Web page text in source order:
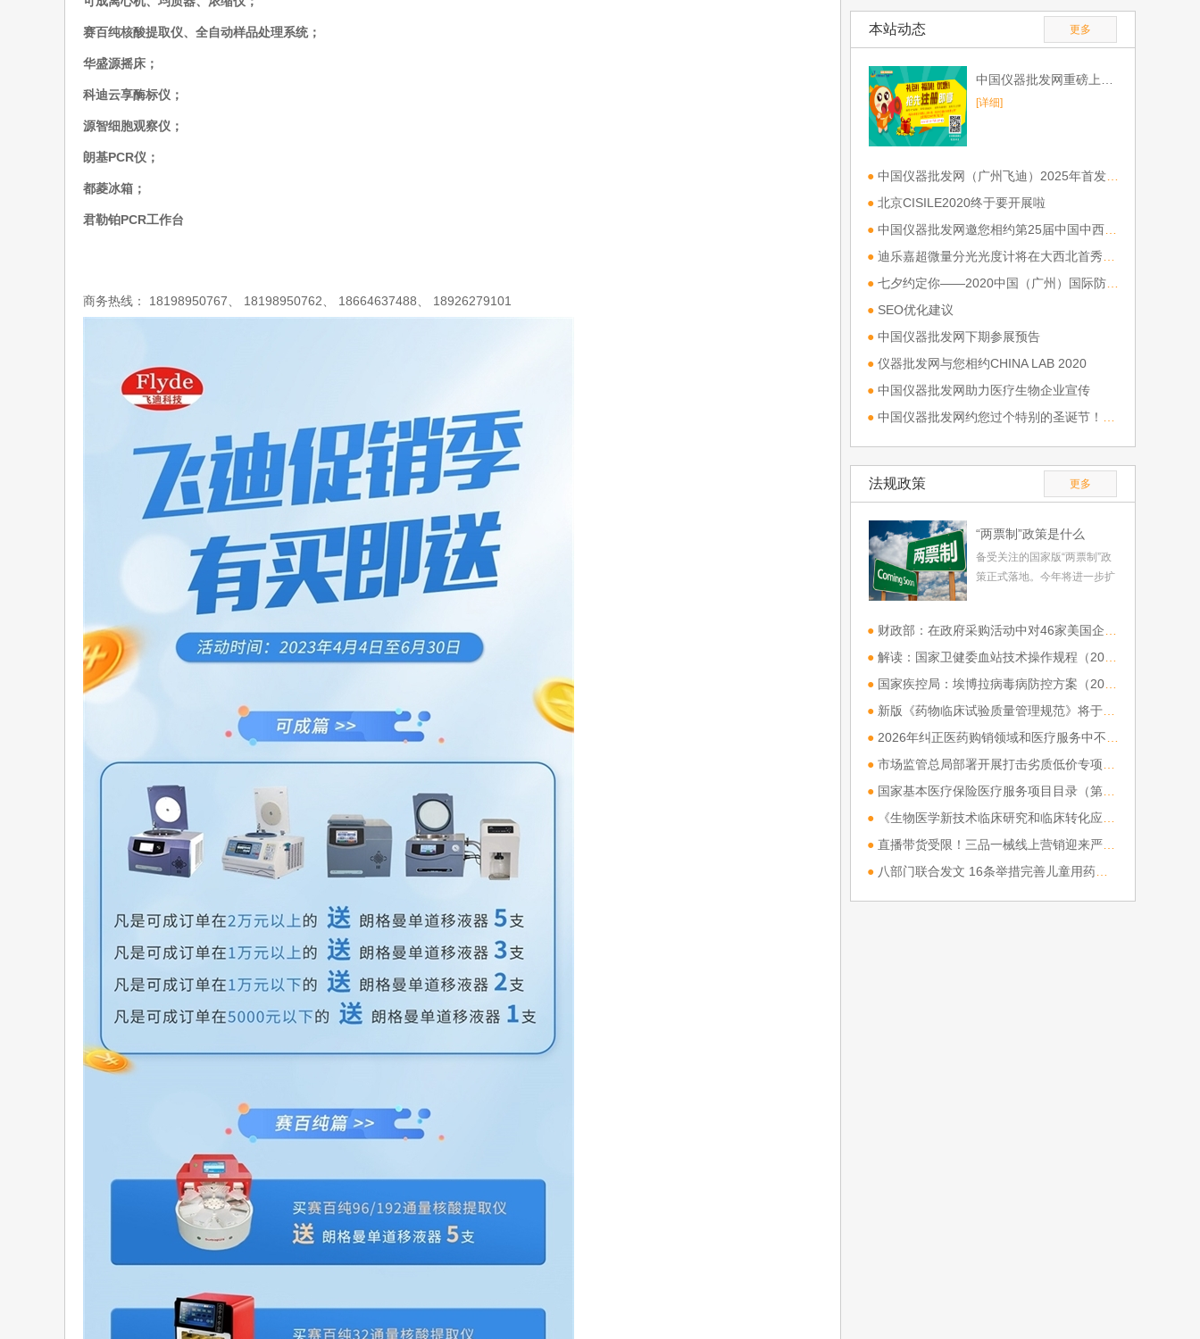
赛百纯核酸提取仪、全自动样品处理系统；
华盛源摇床；
科迪云享酶标仪；
源智细胞观察仪；
朗基PCR仪；
都菱冰箱；
君勒铂PCR工作台
商务热线： 18198950767 18198950762 18664637488 18926279101
本站动态 更多
[详细]
● 中国仪器批发网（广州飞迪）2025年首发参展第一站CHINA LAB 2025
● 北京CISILE2020终于要开展啦
● 中国仪器批发网邀您相约第25届中国中西部（合肥）医疗器械
● 迪乐嘉超微量分光光度计将在大西北首秀（第三十八届西部国际医疗器械展）
● 七夕约定你——2020中国（广州）国际防疫物资展
● SEO优化建议
● 中国仪器批发网下期参展预告
● 仪器批发网与您相约CHINA LAB 2020
● 中国仪器批发网助力医疗生物企业宣传
● 中国仪器批发网约您过个特别的圣诞节！！！
法规政策 更多
“两票制”政策是什么
备受关注的国家版“两票制”政
策正式落地。今年将进一步扩
改两票制是什么意思？[详细]
● 财政部：在政府采购活动中对46家美国企业采取相关措施
● 解读：国家卫健委血站技术操作规程（2026版）
● 国家疾控局：埃博拉病毒病防控方案（2026年版）
● 新版《药物临床试验质量管理规范》将于9月1日起施行
● 2026年纠正医药购销领域和医疗服务中不正之风工作要点
● 市场监管总局部署开展打击劣质低价专项行动
● 国家基本医疗保险医疗服务项目目录（第一批）制定工作方案》政策解读
●
《生物医学新技术临床研究和临床转化应用管理条例》（国务院令第 818 号）正式实施
● 直播带货受限！三品一械线上营销迎来严格新规
● 八部门联合发文 16条举措完善儿童用药供应保障